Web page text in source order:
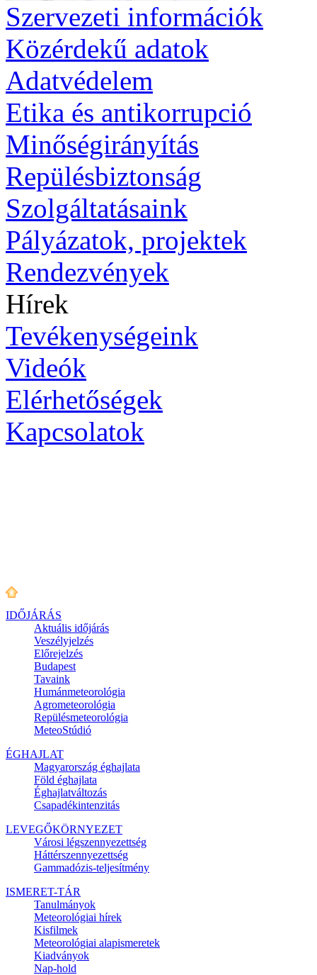
Szervezeti információk
Közérdekű adatok
Adatvédelem
Etika és antikorrupció
Minőségirányítás
Repülésbiztonság
Szolgáltatásaink
Pályázatok, projektek
Rendezvények
Hírek
Tevékenységeink
Videók
Elérhetőségek
Kapcsolatok
IDŐJÁRÁS
Aktuális időjárás
Veszélyjelzés
Előrejelzés
Budapest
Tavaink
Humánmeteorológia
Agrometeorológia
Repülésmeteorológia
MeteoStúdió
ÉGHAJLAT
Magyarország éghajlata
Föld éghajlata
Éghajlatváltozás
Csapadékintenzitás
LEVEGŐKÖRNYEZET
Városi légszennyezettség
Háttérszennyezettség
Gammadózis-teljesítmény
ISMERET-TÁR
Tanulmányok
Meteorológiai hírek
Kisfilmek
Meteorológiai alapismeretek
Kiadványok
Nap-hold